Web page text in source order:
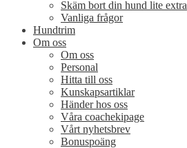
Skäm bort din hund lite extra
Vanliga frågor
Hundtrim
Om oss
Om oss
Personal
Hitta till oss
Kunskapsartiklar
Händer hos oss
Våra coachekipage
Vårt nyhetsbrev
Bonuspoäng